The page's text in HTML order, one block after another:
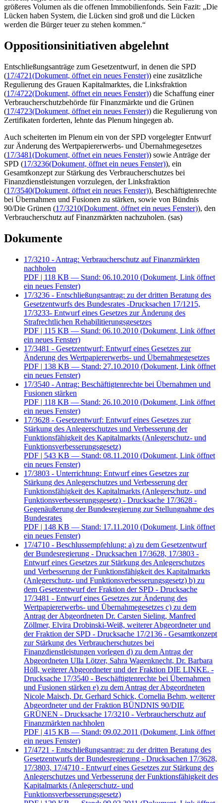
größeres Volumen als die offenen Immobilienfonds. Sein Fazit: „Die
Lücken haben System, die Lücken sind groß und die Lücken
werden die Bürger teuer zu stehen kommen.“
Oppositionsinitiativen abgelehnt
Entschließungsanträge zum Gesetzentwurf, in denen die SPD
(17/4721(Dokument, öffnet ein neues Fenster)) eine zusätzliche
Regulierung des Grauen Kapitalmarktes, die Linksfraktion
(17/4722(Dokument, öffnet ein neues Fenster)) die Schaffung einer
Verbraucherschutzbehörde für Finanzmärkte und die Grünen
(17/4723(Dokument, öffnet ein neues Fenster)) die Regulierung von
Zertifikaten forderten, lehnte das Plenum hingegen ab.
Auch scheiterten im Plenum ein von der SPD vorgelegter Entwurf
zur Änderung des Wertpapiererwerbs- und Übernahmegesetzes
(17/3481(Dokument, öffnet ein neues Fenster)) sowie Anträge der
SPD (17/3236(Dokument, öffnet ein neues Fenster)), ein
Gesamtkonzept zur Stärkung des Verbraucherschutzes bei
Finanzdienstleistungen vorzulegen, der Linksfraktion
(17/3540(Dokument, öffnet ein neues Fenster)), Beschäftigtenrechte
bei Übernahmen und Fusionen zu stärken, sowie von Bündnis
90/Die Grünen (17/3210(Dokument, öffnet ein neues Fenster)), den
Verbraucherschutz auf Finanzmärkten nachzuholen. (sas)
Dokumente
17/3210 - Antrag: Verbraucherschutz auf Finanzmärkten
nachholen
PDF | 118 KB — Stand: 06.10.2010 (Dokument, Link öffnet
ein neues Fenster)
17/3236 - Entschließungsantrag: zu der dritten Beratung des
Gesetzentwurfs des Bundesrates -Drucksachen 17/1215,
17/3233- Entwurf eines Gesetzes zur Änderung des
Strafrechtlichen Rehabilitierungsgesetzes
PDF | 115 KB — Stand: 06.10.2010 (Dokument, Link öffnet
ein neues Fenster)
17/3481 - Gesetzentwurf: Entwurf eines Gesetzes zur
Änderung des Wertpapiererwerbs- und Übernahmegesetzes
PDF | 138 KB — Stand: 27.10.2010 (Dokument, Link öffnet
ein neues Fenster)
17/3540 - Antrag: Beschäftigtenrechte bei Übernahmen und
Fusionen stärken
PDF | 118 KB — Stand: 26.10.2010 (Dokument, Link öffnet
ein neues Fenster)
17/3628 - Gesetzentwurf: Entwurf eines Gesetzes zur
Stärkung des Anlegerschutzes und Verbesserung der
Funktionsfähigkeit des Kapitalmarkts (Anlegerschutz- und
Funktionsverbesserungsgesetz)
PDF | 543 KB — Stand: 08.11.2010 (Dokument, Link öffnet
ein neues Fenster)
17/3803 - Unterrichtung: Entwurf eines Gesetzes zur
Stärkung des Anlegerschutzes und Verbesserung der
Funktionsfähigkeit des Kapitalmarkts (Anlegerschutz- und
Funktionsverbesserungsgesetz) - Drucksache 17/3628 -
Gegenäußerung der Bundesregierung zur Stellungnahme des
Bundesrates
PDF | 148 KB — Stand: 17.11.2010 (Dokument, Link öffnet
ein neues Fenster)
17/4710 - Beschlussempfehlung: a) zu dem Gesetzentwurf
der Bundesregierung - Drucksachen 17/3628, 17/3803 -
Entwurf eines Gesetzes zur Stärkung des Anlegerschutzes
und Verbesserung der Funktionsfähigkeit des Kapitalmarkts
(Anlegerschutz- und Funktionsverbesserungsgesetz) b) zu
dem Gesetzentwurf der Fraktion der SPD - Drucksache
17/3481 - Entwurf eines Gesetzes zur Änderung des
Wertpapiererwerbs- und Übernahmegesetzes c) zu dem
Antrag der Abgeordneten Dr. Carsten Sieling, Manfred
Zöllmer, Elvira Drobinski-Weiß, weiterer Abgeordneter und
der Fraktion der SPD - Drucksache 17/2136 - Gesamtkonzept
zur Stärkung des Verbraucherschutzes bei
Finanzdienstleistungen vorlegen d) zu dem Antrag der
Abgeordneten Ulla Lötzer, Sahra Wagenknecht, Dr. Barbara
Höll, weiterer Abgeordneter und der Fraktion DIE LINKE. -
Drucksache 17/3540 - Beschäftigtenrechte bei Übernahmen
und Fusionen stärken e) zu dem Antrag der Abgeordneten
Nicole Maisch, Dr. Gerhard Schick, Cornelia Behm, weiterer
Abgeordneter und der Fraktion BÜNDNIS 90/DIE
GRÜNEN - Drucksache 17/3210 - Verbraucherschutz auf
Finanzmärkten nachholen
PDF | 415 KB — Stand: 09.02.2011 (Dokument, Link öffnet
ein neues Fenster)
17/4721 - Entschließungsantrag: zu der dritten Beratung des
Gesetzentwurfs der Bundesregierung - Drucksachen 17/3628,
17/3803, 17/4710 - Entwurf eines Gesetzes zur Stärkung des
Anlegerschutzes und Verbesserung der Funktionsfähigkeit des
Kapitalmarkts (Anlegerschutz- und
Funktionsverbesserungsgesetz)